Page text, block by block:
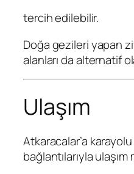
tercih edilebilir.
Doğa gezileri yapan
alanları da alternatif
Ulaşım
Atkaracalar’a
bağlantılarıyla